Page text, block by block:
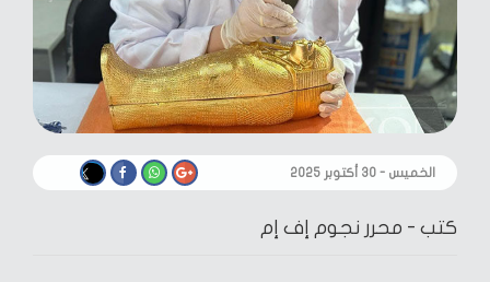
الخميس - ٣٠ أكتوبر ٢٠٢٥
كتب - محرر نجوم إف إم